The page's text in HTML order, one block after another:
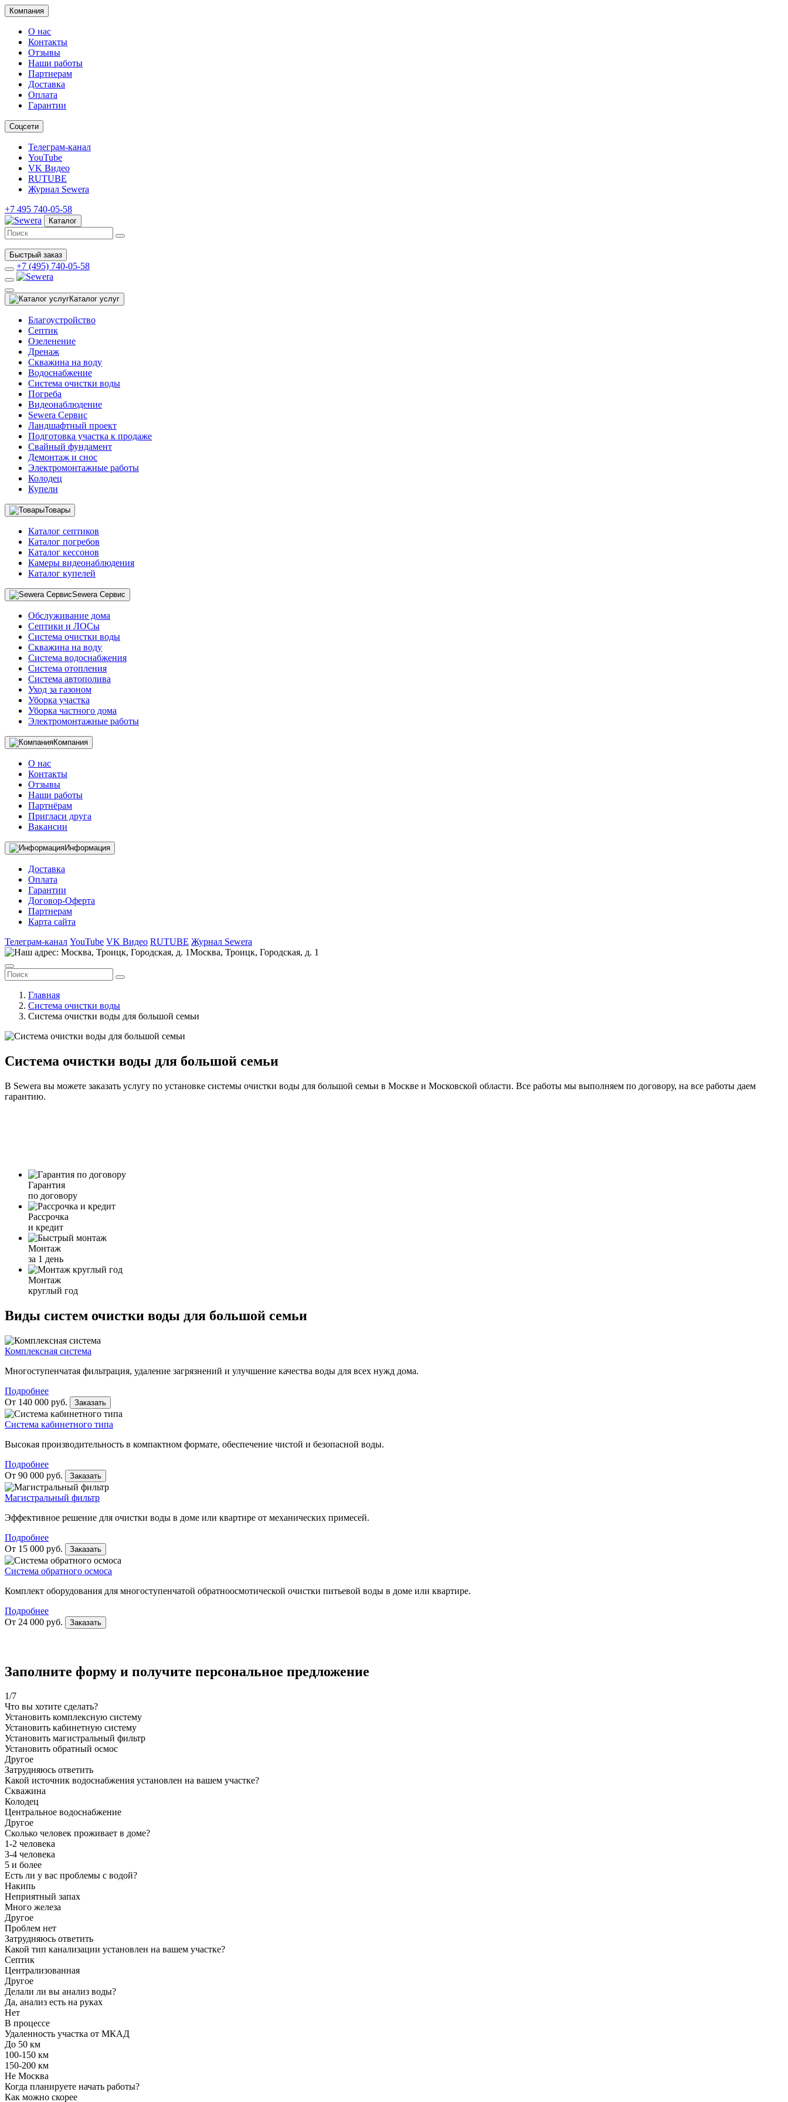
Компания
О нас
Контакты
Отзывы
Наши работы
Партнерам
Доставка
Оплата
Гарантии
Соцсети
Телеграм-канал
YouTube
VK Видео
RUTUBE
Журнал Sewera
+7 495 740-05-58
Каталог
Быстрый заказ
+7 (495) 740-05-58
Каталог услуг
Благоустройство
Септик
Озеленение
Дренаж
Скважина на воду
Водоснабжение
Система очистки воды
Погреба
Видеонаблюдение
Sewera Сервис
Ландшафтный проект
Подготовка участка к продаже
Свайный фундамент
Демонтаж и снос
Электромонтажные работы
Колодец
Купели
Товары
Каталог септиков
Каталог погребов
Каталог кессонов
Камеры видеонаблюдения
Каталог купелей
Sewera Сервис
Обслуживание дома
Септики и ЛОСы
Система очистки воды
Скважина на воду
Система водоснабжения
Система отопления
Система автополива
Уход за газоном
Уборка участка
Уборка частного дома
Электромонтажные работы
Компания
О нас
Контакты
Отзывы
Наши работы
Партнёрам
Пригласи друга
Вакансии
Информация
Доставка
Оплата
Гарантии
Договор-Оферта
Партнерам
Карта сайта
Телеграм-канал YouTube VK Видео RUTUBE Журнал Sewera
Москва, Троицк, Городская, д. 1
Главная
Система очистки воды
Система очистки воды для большой семьи
Система очистки воды для большой семьи
В Sewera вы можете заказать услугу по установке системы очистки воды для большой семьи в Москве и Московской области. Все работы мы выполняем по договору, на все работы даем
гарантию.
Гарантия
по договору
Рассрочка
и кредит
Монтаж
за 1 день
Монтаж
круглый год
Виды систем очистки воды для большой семьи
Комплексная система
Многоступенчатая фильтрация, удаление загрязнений и улучшение качества воды для всех нужд дома.
Подробнее
От 140 000 руб.
Заказать
Система кабинетного типа
Высокая производительность в компактном формате, обеспечение чистой и безопасной воды.
Подробнее
От 90 000 руб.
Заказать
Магистральный фильтр
Эффективное решение для очистки воды в доме или квартире от механических примесей.
Подробнее
От 15 000 руб.
Заказать
Система обратного осмоса
Комплект оборудования для многоступенчатой обратноосмотической очистки питьевой воды в доме или квартире.
Подробнее
От 24 000 руб.
Заказать
Заполните форму и получите персональное предложение
1/7
Что вы хотите сделать?
Установить комплексную систему
Установить кабинетную систему
Установить магистральный фильтр
Установить обратный осмос
Другое
Затрудняюсь ответить
Какой источник водоснабжения установлен на вашем участке?
Скважина
Колодец
Центральное водоснабжение
Другое
Сколько человек проживает в доме?
1-2 человека
3-4 человека
5 и более
Есть ли у вас проблемы с водой?
Накипь
Неприятный запах
Много железа
Другое
Проблем нет
Затрудняюсь ответить
Какой тип канализации установлен на вашем участке?
Септик
Централизованная
Другое
Делали ли вы анализ воды?
Да, анализ есть на руках
Нет
В процессе
Удаленность участка от МКАД
До 50 км
100-150 км
150-200 км
Не Москва
Когда планируете начать работы?
Как можно скорее